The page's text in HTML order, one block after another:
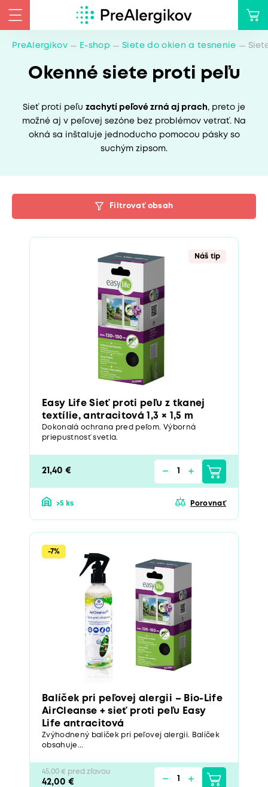
PreAlergikov E-shop Siete do okien a tesnenie
Okenné siete proti peľu
Sieť proti peľu zachytí peľové zrná aj prach, preto je
možné aj v peľovej sezóne bez problémov vetrať. Na
okná sa inštaluje jednoducho pomocou pásky so
suchým zipsom.
Filtrovať obsah
Náš tip
Easy Life Sieť proti peľu z tkanej
textílie, antracitová 1,3 × 1,5 m
Dokonalá ochrana pred peľom. Výborná
priepustnosť svetla.
21,40 €
>5 ks Porovnať
-7%
Balíček pri peľovej alergii – Bio-Life
AirCleanse + sieť proti peľu Easy
Life antracitová
Zvýhodnený balíček pri peľovej alergii. Balíček
obsahuje...
45,00 € pred zľavou
42,00 €